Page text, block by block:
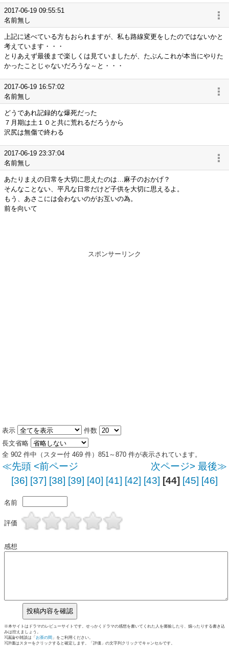
2017-06-19 09:55:51
名前無し
上記に述べている方もおられますが、私も路線変更をしたのではないかと
考えています・・・
とりあえず最後まで楽しくは見ていましたが、たぶんこれが本当にやりた
かったことじゃないだろうな～と・・・
2017-06-19 16:57:02
名前無し
どうであれ記録的な爆死だった
７月期は土１０と共に荒れるだろうから
沢尻は無傷で終わる
2017-06-19 23:37:04
名前無し
あたりまえの日常を大切に思えたのは…麻子のおかげ？
そんなことない、平凡な日常だけど子供を大切に思えるよ。
もう、あさこには会わないのがお互いの為。
前を向いて
スポンサーリンク
表示
件数
長文省略
全 902 件中（スター付 469 件）851～870 件が表示されています。
≪先頭 <前ページ 次ページ> 最後≫
[36] [37] [38] [39] [40] [41] [42] [43] [44] [45] [46]
名前
評価
感想
※本サイトはドラマのレビューサイトです。せっかくドラマの感想を書いてくれた人を揶揄したり、煽ったりする書き込
みは控えましょう。
※議論や雑談は「 お茶の間 」をご利用ください。
※評価はスターをクリックすると確定します。「評価」の文字列クリックでキャンセルです。